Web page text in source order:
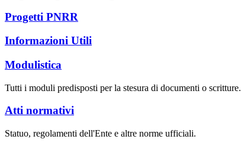
Progetti PNRR
Informazioni Utili
Modulistica
Tutti i moduli predisposti per la stesura di documenti o scritture.
Atti normativi
Statuo, regolamenti dell'Ente e altre norme ufficiali.